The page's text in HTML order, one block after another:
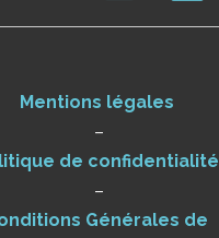
Mentions légales
–
de confidentialité
–
Générales de